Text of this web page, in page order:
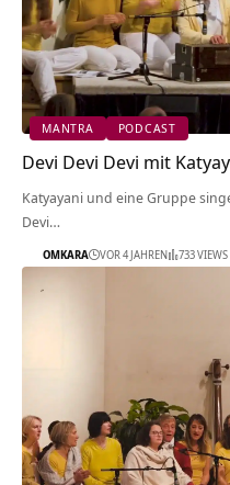
MANTRA PODCAST
Devi Devi Devi mit
Katyayani und eine Gruppe
Devi…
OMKARA VOR 4 JAHREN 733 VIEWS